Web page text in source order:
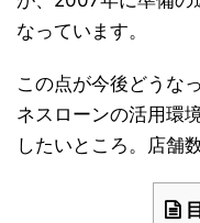
なっています。
この点が今後どうな
ネスローンの活用環
したいところ。店舗